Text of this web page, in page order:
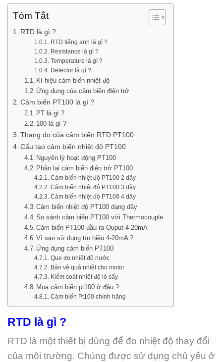
Tóm Tắt
RTD là gì ?
RTD tiếng anh là gì ?
Resistance là gì ?
Temperature là gì ?
Detector là gì ?
Kí hiệu cảm biến nhiệt độ
Ứng dụng của cảm biến điện trở
Cảm biến PT100 là gì ?
PT là gì ?
100 là gì ?
Thang đo của cảm biến RTD PT100
Cấu tạo cảm biến nhiệt độ PT100
Nguyên lý hoạt động PT100
Phân lại cảm biến điện trở PT100
Cảm biến nhiệt độ PT100 2 dây
Cảm biến nhiệt độ PT100 3 dây
Cảm biến nhiệt độ PT100 4 dây
Cảm biến nhiệt độ PT100 dạng dây
So sánh cảm biến PT100 với Thermocouple
Cảm biến PT100 đầu ra Ouput 4-20mA
Vì sao sử dụng tín hiệu 4-20mA ?
Ứng dụng cảm biến PT100
Que đo nhiệt độ nước
Bảo vệ quá nhiệt cho motor
Kiểm soát nhiệt độ lò sấy
Mua cảm biến pt100 ở đâu ?
Cảm biến Pt100 chính hãng
RTD là gì ?
RTD là một thiết bị dùng để đo nhiệt độ thay đổi
của môi trường. Chúng được sử dụng chủ yếu ở